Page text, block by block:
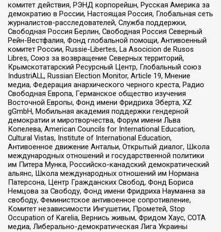
комитет действия, РЭНД корпорейшн, Русская Америка за
демократию в России, Настоящая Россия, Глобальная сеть
журналистов-расследователей, Служба поддержки,
Свободная Россия Берлин, Свободная Россия Северный
Рейн-Вестфалия, Фонд глобальной помощи, Антивоенный
комитет России, Russie-Libertes, La Asocicion de Rusos
Libres, Союз за возвращение Северных территорий,
Крымскотатарский Ресурсный Центр, Глобальный союз
IndustriALL, Russian Election Monitor, Article 19, Мнение
медиа, Федерация анархического черного креста, Радио
Свободная Европа, Германское общество изучения
Восточной Европы, Фонд имени Фридриха Эберта, XZ
gGmbH, Мобильная академия поддержки гендерной
демократии и миротворчества, Форум имени Льва
Копелева, American Councils for International Education,
Cultural Vistas, Institute of International Education,
Антивоенное движение Антальи, Открытый диалог, Школа
международных отношений и государственной политики
им Питера Мунка, Российско-канадский демократический
альянс, Школа международных отношений им Нормана
Патерсона, Центр Гражданских Свобод, Фонд Бориса
Немцова за Свободу, Фонд имени Фридриха Науманна за
свободу, Феминистское антивоенное сопротивление,
Комитет независимости Ингушетии, Прометей, Stop
Occupation of Karelia, Вернись живым, Фридом Хаус, СОТА
медиа, Либерально-демократическая Лига Украины